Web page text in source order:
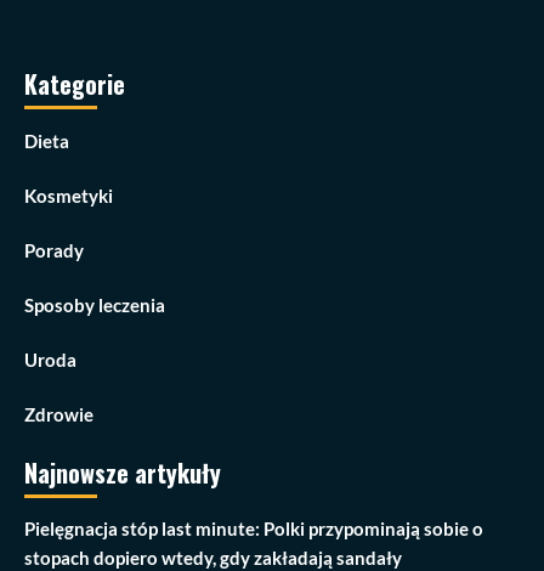
Kategorie
Dieta
Kosmetyki
Porady
Sposoby leczenia
Uroda
Zdrowie
Najnowsze artykuły
Pielęgnacja stóp last minute: Polki przypominają sobie o
stopach dopiero wtedy, gdy zakładają sandały